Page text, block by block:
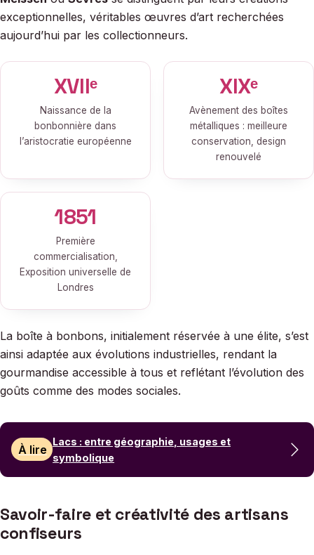
exceptionnelles, véritables œuvres d’art recherchées
aujourd’hui par les collectionneurs.
XVIIᵉ
Naissance de la
bonbonnière dans
l’aristocratie européenne
XIXᵉ
Avènement des boîtes
métalliques : meilleure
conservation, design
renouvelé
1851
Première
commercialisation,
Exposition universelle de
Londres
La boîte à bonbons, initialement réservée à une élite, s’est
ainsi adaptée aux évolutions industrielles, rendant la
gourmandise accessible à tous et reflétant l’évolution des
goûts comme des modes sociales.
À lire
Lacs : entre géographie, usages et
symbolique
Savoir-faire et créativité des artisans
confiseurs